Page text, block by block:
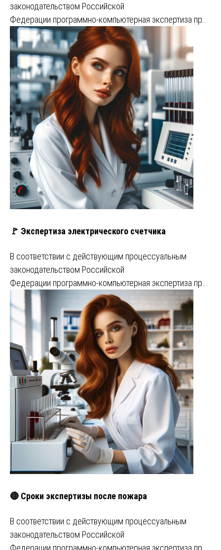
законодательством Российской
Федерации программно-компьютерная экспертиза пр…
🚩 Экспертиза электрического счетчика
В соответствии с действующим процессуальным
законодательством Российской
Федерации программно-компьютерная экспертиза пр…
🔴 Сроки экспертизы после пожара
В соответствии с действующим процессуальным
законодательством Российской
Федерации программно-компьютерная экспертиза пр…